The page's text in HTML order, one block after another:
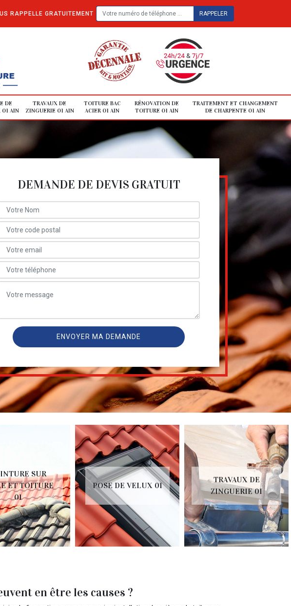
RAPPELLE GRATUITEMENT
DE
01 AIN
TRAVAUX DE
ZINGUERIE 01 AIN
TOITURE BAC
ACIER 01 AIN
RÉNOVATION DE
TOITURE 01 AIN
TRAITEMENT ET CHANGEMENT
DE CHARPENTE 01 AIN
DEMANDE DE DEVIS GRATUIT
SUR
ET TOITURE
01
POSE DE VELUX 01
TRAVAUX DE
ZINGUERIE 01
en être les causes ?